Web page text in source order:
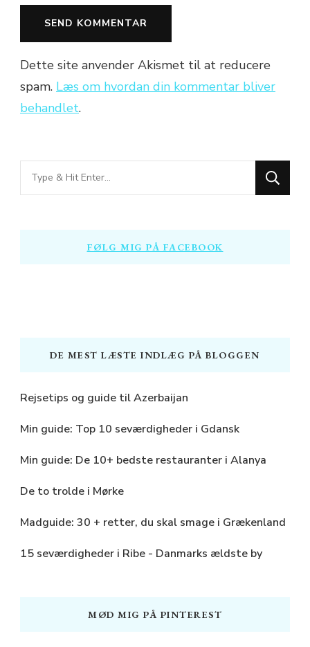
Dette site anvender Akismet til at reducere
spam. Læs om hvordan din kommentar bliver
behandlet.
Looking
for
FØLG MIG PÅ FACEBOOK
DE MEST LÆSTE INDLÆG PÅ BLOGGEN
Rejsetips og guide til Azerbaijan
Min guide: Top 10 seværdigheder i Gdansk
Min guide: De 10+ bedste restauranter i Alanya
De to trolde i Mørke
Madguide: 30 + retter, du skal smage i Grækenland
15 seværdigheder i Ribe - Danmarks ældste by
MØD MIG PÅ PINTEREST